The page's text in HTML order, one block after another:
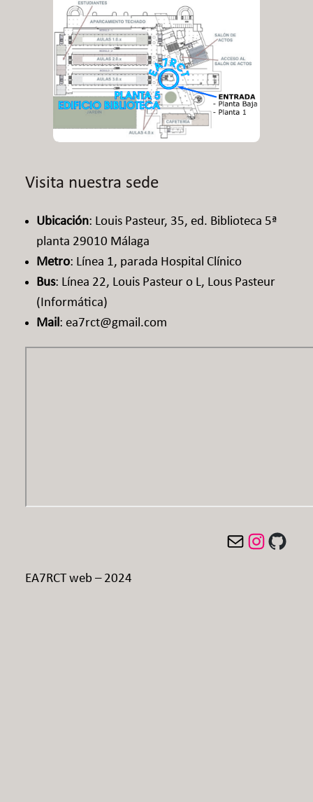
Visita nuestra sede
Ubicación: Louis Pasteur, 35, ed. Biblioteca 5ª
planta 29010 Málaga​
Metro: Línea 1, parada Hospital Clínico​
Bus: Línea 22, Louis Pasteur o L, Lous Pasteur
(Informática)
Mail: ea7rct@gmail.com
Mail Instagram GitHub
EA7RCT web – 2024